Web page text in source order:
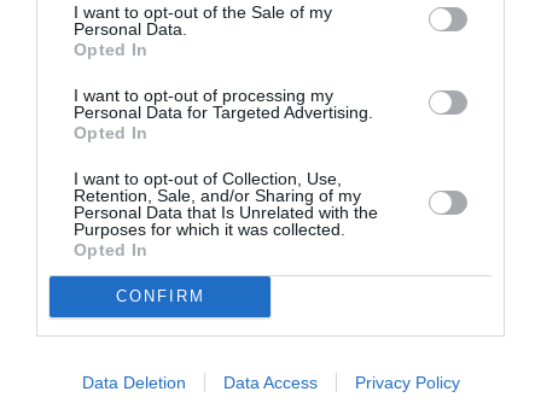
I want to opt-out of the Sale of my
Personal Data.
Opted In
I want to opt-out of processing my
Personal Data for Targeted Advertising.
Opted In
I want to opt-out of Collection, Use,
Retention, Sale, and/or Sharing of my
Personal Data that Is Unrelated with the
Purposes for which it was collected.
Opted In
CONFIRM
Data Deletion Data Access Privacy Policy
soirée. Les policiers et les gendarmes déployés en
pierre à coups de gaz lacrymogène.
Depuis plusieurs jours, les coupures d’électricité sont
devenues quasi permanentes dans certains quartiers
déjà soumis à une rotation sévère de
l’approvisionnement en énergie. EDG, Electricité de
Guinée, diffuse depuis plusieurs jours des
de ces coupures. Elles sont dues à des travaux